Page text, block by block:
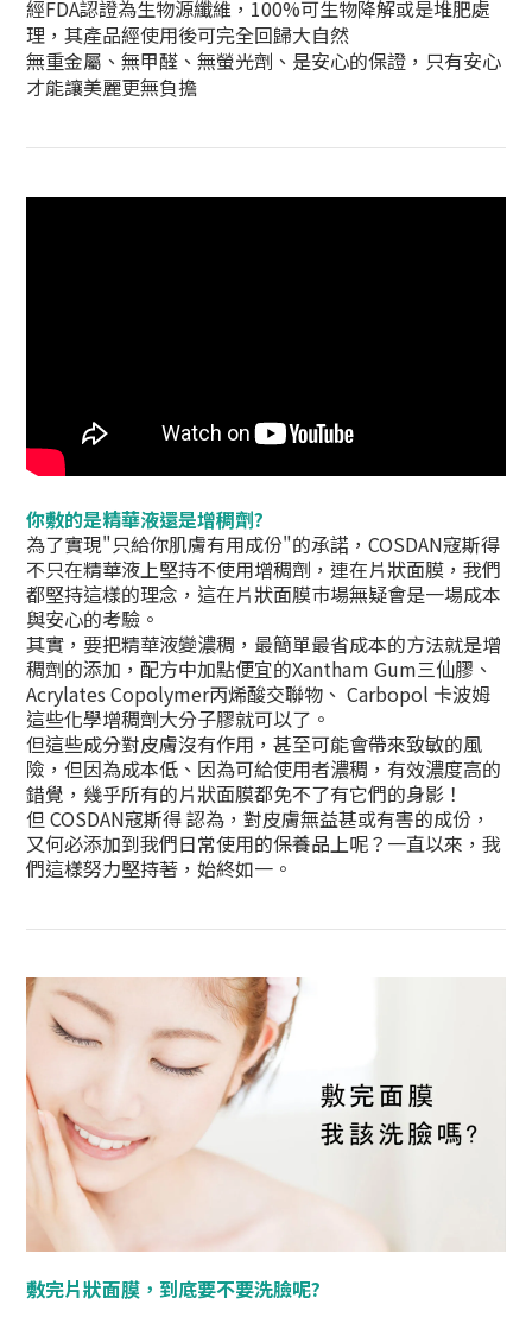
經FDA認證為生物源纖維，100%可生物降解或是堆肥處
理，其產品經使用後可完全回歸大自然
無重金屬、無甲醛、無螢光劑、是安心的保證，只有安心
才能讓美麗更無負擔
你敷的是精華液還是增稠劑?
為了實現"只給你肌膚有用成份"的承諾，COSDAN寇斯得
不只在精華液上堅持不使用增稠劑，連在片狀面膜，我們
都堅持這樣的理念，這在片狀面膜巿場無疑會是一場成本
與安心的考驗。
其實，要把精華液變濃稠，最簡單最省成本的方法就是增
稠劑的添加，配方中加點便宜的Xantham Gum三仙膠、
Acrylates Copolymer丙烯酸交聯物、 Carbopol 卡波姆
這些化學增稠劑大分子膠就可以了。
但這些成分對皮膚沒有作用，甚至可能會帶來致敏的風
險，但因為成本低、因為可給使用者濃稠，有效濃度高的
錯覺，幾乎所有的片狀面膜都免不了有它們的身影！
但 COSDAN寇斯得 認為，對皮膚無益甚或有害的成份，
又何必添加到我們日常使用的保養品上呢？一直以來，我
們這樣努力堅持著，始終如一。
敷完片狀面膜，到底要不要洗臉呢?